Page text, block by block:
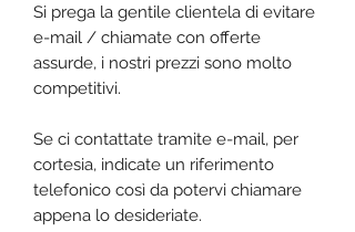
Si prega la gentile clientela di evitare
e-mail / chiamate con offerte
assurde, i nostri prezzi sono molto
competitivi.
Se ci contattate tramite e-mail, per
cortesia, indicate un riferimento
telefonico così da potervi chiamare
appena lo desideriate.